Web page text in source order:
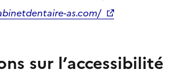
as.com/
sur l’accessibilité